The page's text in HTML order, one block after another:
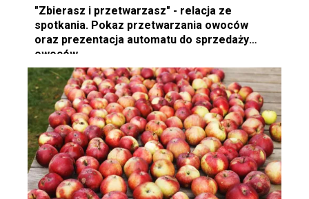
"Zbierasz i przetwarzasz" - relacja ze
spotkania. Pokaz przetwarzania owoców
oraz prezentacja automatu do sprzedaży
owoców.